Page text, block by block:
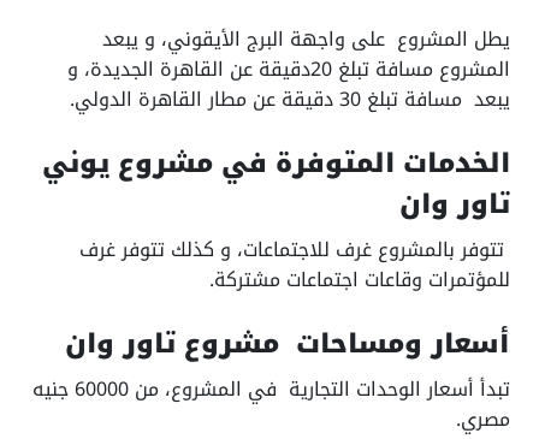
يطل المشروع على واجهة البرج الأيقوني، و يبعد
المشروع مسافة تبلغ 20دقيقة عن القاهرة الجديدة، و
يبعد مسافة تبلغ 30 دقيقة عن مطار القاهرة الدولي.
الخدمات المتوفرة في مشروع يوني
تاور وان
تتوفر بالمشروع غرف للاجتماعات، و كذلك تتوفر غرف
للمؤتمرات وقاعات اجتماعات مشتركة.
أسعار ومساحات مشروع تاور وان
تبدأ أسعار الوحدات التجارية في المشروع، من 60000 جنيه
مصري.